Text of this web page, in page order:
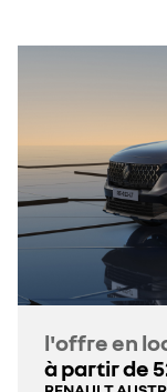
l'offre en
à partir de